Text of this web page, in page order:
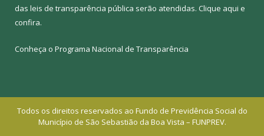
das leis de transparência pública serão atendidas. Clique aqui e
confira.
Conheça o Programa Nacional de Transparência
Todos os direitos reservados ao Fundo de Previdência Social do
Município de São Sebastião da Boa Vista – FUNPREV.